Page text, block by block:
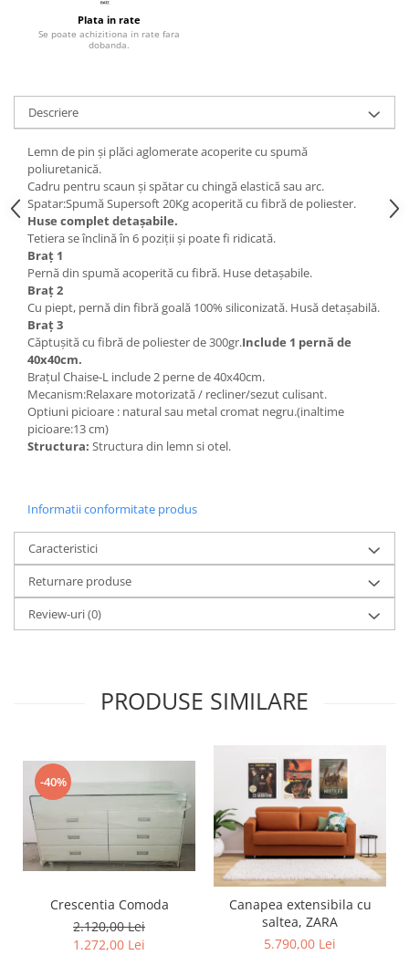
Plata in rate
Se poate achizitiona in rate fara
dobanda.
Descriere
Lemn de pin și plăci aglomerate acoperite cu spumă
poliuretanică.
Cadru pentru scaun și spătar cu chingă elastică sau arc.
Spatar:Spumă Supersoft 20Kg acoperită cu fibră de poliester.
Huse complet detașabile.
Tetiera se înclină în 6 poziții și poate fi ridicată.
Braț 1
Pernă din spumă acoperită cu fibră. Huse detașabile.
Braț 2
Cu piept, pernă din fibră goală 100% siliconizată. Husă detașabilă.
Braț 3
Căptușită cu fibră de poliester de 300gr.Include 1 pernă de
40x40cm.
Brațul Chaise-L include 2 perne de 40x40cm.
Mecanism:Relaxare motorizată / recliner/sezut culisant.
Optiuni picioare : natural sau metal cromat negru.(inaltime
picioare:13 cm)
Structura: Structura din lemn si otel.
Informatii conformitate produs
Caracteristici
Returnare produse
Review-uri(0)
PRODUSE SIMILARE
-40%
Crescentia Comoda
2.120,00 Lei
1.272,00 Lei
Canapea extensibila cu
saltea, ZARA
5.790,00 Lei